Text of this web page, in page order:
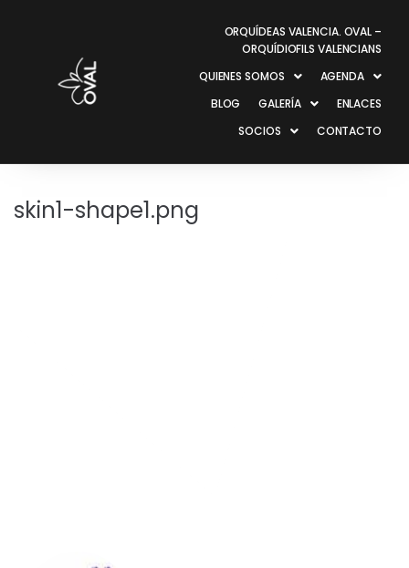
ORQUÍDEAS VALENCIA. OVAL –
ORQUÍDIOFILS VALENCIANS
QUIENES SOMOS
AGENDA
BLOG
GALERÍA
ENLACES
SOCIOS
CONTACTO
skin1-shape1.png